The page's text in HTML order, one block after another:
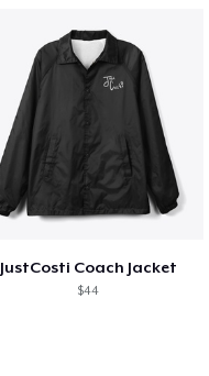
JustCosti Coach Jacket
$44